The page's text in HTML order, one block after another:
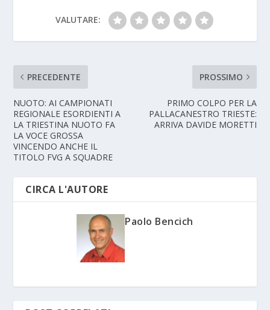
VALUTARE:
PRECEDENTE
NUOTO: AI CAMPIONATI
REGIONALE ESORDIENTI A
LA TRIESTINA NUOTO FA
LA VOCE GROSSA
VINCENDO ANCHE IL
TITOLO FVG A SQUADRE
PROSSIMO
PRIMO COLPO PER LA
PALLACANESTRO TRIESTE:
ARRIVA DAVIDE MORETTI
CIRCA L'AUTORE
Paolo Bencich